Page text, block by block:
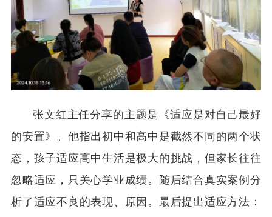
张文红主任分享的主题是《适应是对自己最好
的安置》。他指出初中和高中是截然不同的两个状
态，孩子适应高中生活是极大的挑战，但家长往往
忽略适应，只关心学业成绩。随后结合真实案例分
析了适应不良的表现、原因。最后提出适应方法：